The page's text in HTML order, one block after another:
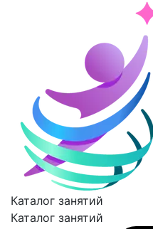
Каталог занятий
Каталог занятий